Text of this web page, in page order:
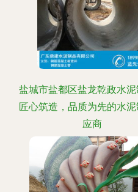
盐城市盐都区盐龙乾政水
匠心筑造，品质为先的水
应商